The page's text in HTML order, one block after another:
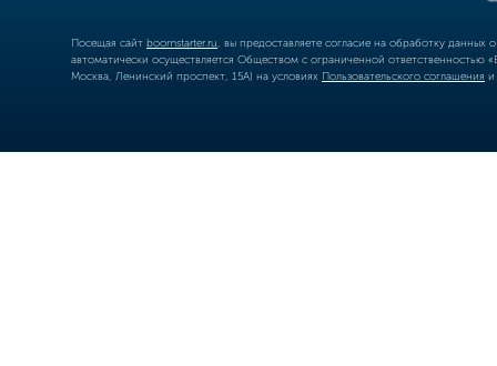
Посещая сайт boomstarter.ru , вы предоставляете согласие на обработку
автоматически осуществляется Обществом с ограниченной
Москва, Ленинский проспект, 15А) на условиях Пользовательского соглашения и